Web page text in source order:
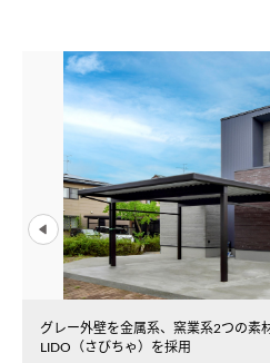
グレー外壁を金属系、窯業系2つの素
LIDO（さびちゃ）を採用